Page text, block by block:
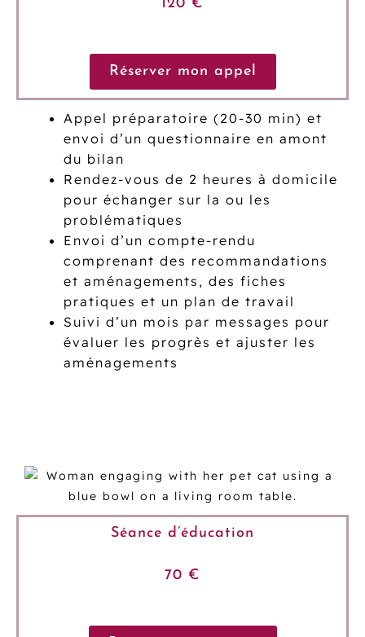
120 €
Réserver mon appel
Appel préparatoire (20-30 min) et
envoi d’un questionnaire en amont
du bilan
Rendez-vous de 2 heures à domicile
pour échanger sur la ou les
problématiques
Envoi d’un compte-rendu
comprenant des recommandations
et aménagements, des fiches
pratiques et un plan de travail
Suivi d’un mois par messages pour
évaluer les progrès et ajuster les
aménagements
Séance d’éducation
70 €